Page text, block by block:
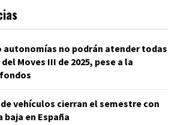
autonomías no podrán atender todas
Moves III de 2025, pese a la
vehículos cierran el semestre con
baja en España